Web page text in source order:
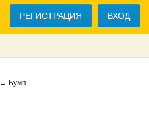
РЕГИСТРАЦИЯ ВХОД
→ Бумп